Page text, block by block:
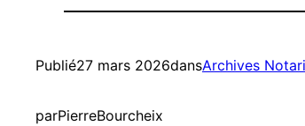
Publié27 mars 2026dansArchives
parPierreBourcheix